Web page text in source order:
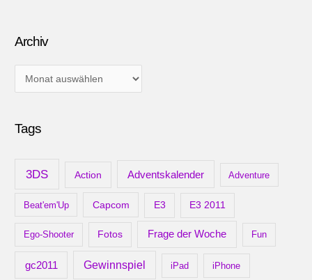
Archiv
r
Tags
3DS Action Adventskalender Adventure
Beat'em'Up Capcom E3 E3 2011
Ego-Shooter Fotos Frage der Woche Fun
gc2011 Gewinnspiel iPad iPhone